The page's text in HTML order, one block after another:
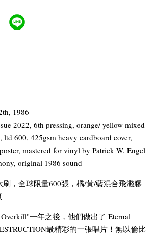
1986
2022, 6th pressing, orange/ yellow mixed
600, 425gsm heavy cardboard cover,
mastered for vinyl by Patrick W. Engel
original 1986 sound
刷，全球限量600張，橘/黃/藍混合飛濺膠
一年之後，他們做出了 Eternal
最精彩的一張唱片！無以倫比